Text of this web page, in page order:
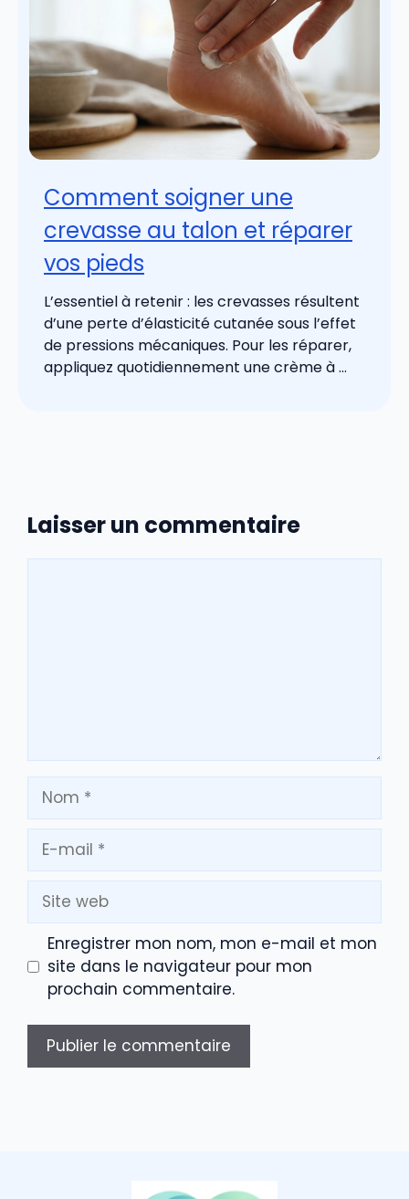
Comment soigner une
crevasse au talon et réparer
vos pieds
L’essentiel à retenir : les crevasses résultent
d’une perte d’élasticité cutanée sous l’effet
de pressions mécaniques. Pour les réparer,
appliquez quotidiennement une crème à ...
Laisser un commentaire
Nom
mail
Site
web
Enregistrer mon nom, mon e-mail et mon
site dans le navigateur pour mon
prochain commentaire.